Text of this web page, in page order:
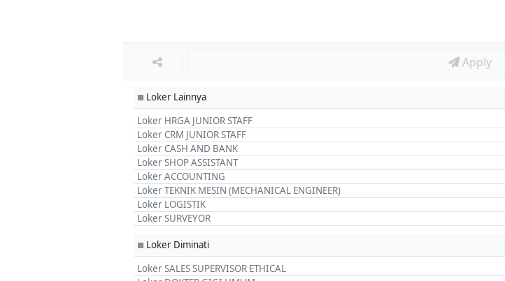
Apply
■ Loker Lainnya
Loker HRGA JUNIOR STAFF
Loker CRM JUNIOR STAFF
Loker CASH AND BANK
Loker SHOP ASSISTANT
Loker ACCOUNTING
Loker TEKNIK MESIN (MECHANICAL ENGINEER)
Loker LOGISTIK
Loker SURVEYOR
■ Loker Diminati
Loker SALES SUPERVISOR ETHICAL